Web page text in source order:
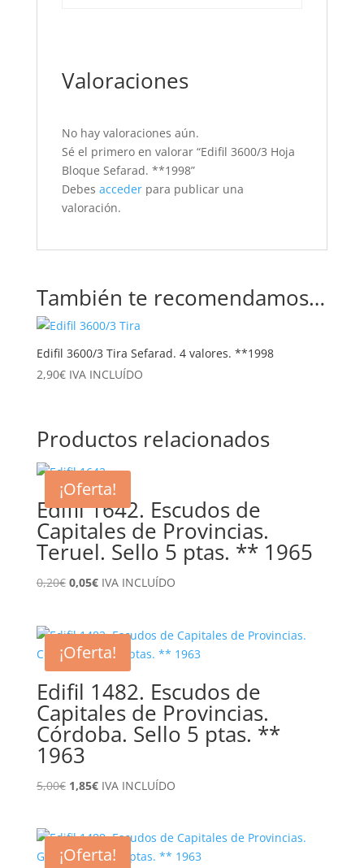
Valoraciones
No hay valoraciones aún.
Sé el primero en valorar “Edifil 3600/3 Hoja
Bloque Sefarad. **1998”
Debes accederpara publicar una
valoración.
También te recomendamos…
Edifil 3600/3 Tira Sefarad. 4 valores. **1998
2,90€ IVA INCLUÍDO
Productos relacionados
¡Oferta!
Edifil 1642. Escudos de
Capitales de Provincias.
Teruel. Sello 5 ptas. ** 1965
0,20€ El
era:
0,20€.
0,05€El
es:
0,05€.
IVA INCLUÍDO
¡Oferta!
Edifil 1482. Escudos de
Capitales de Provincias.
Córdoba. Sello 5 ptas. **
1963
5,00€ El
era:
5,00€.
1,85€El
es:
1,85€.
IVA INCLUÍDO
¡Oferta!